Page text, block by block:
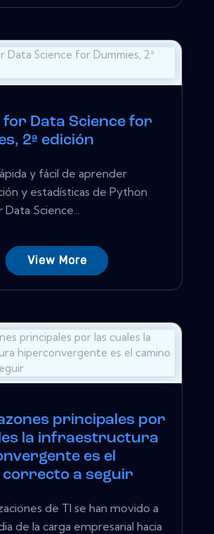
for Data Science for
2ª edición
y fácil de aprender
y estadísticas de Python
Science...
View More
principales por
la infraestructura
es el
correcto a seguir
de TI se han movido a
de la carga empresarial hacia